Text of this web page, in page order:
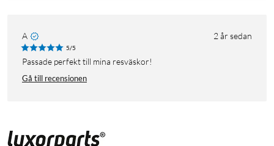
A 2 år sedan
5/5
Passade perfekt till mina resväskor!
Gå till recensionen